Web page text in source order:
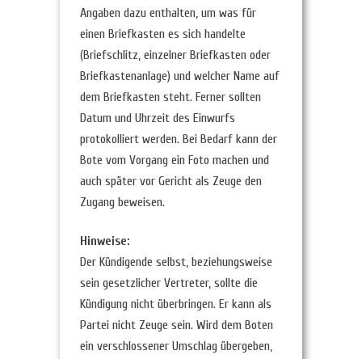
Angaben dazu enthalten, um was für
einen Briefkasten es sich handelte
(Briefschlitz, einzelner Briefkasten oder
Briefkastenanlage) und welcher Name auf
dem Briefkasten steht. Ferner sollten
Datum und Uhrzeit des Einwurfs
protokolliert werden. Bei Bedarf kann der
Bote vom Vorgang ein Foto machen und
auch später vor Gericht als Zeuge den
Zugang beweisen.
Hinweise:
Der Kündigende selbst, beziehungsweise
sein gesetzlicher Vertreter, sollte die
Kündigung nicht überbringen. Er kann als
Partei nicht Zeuge sein. Wird dem Boten
ein verschlossener Umschlag übergeben,